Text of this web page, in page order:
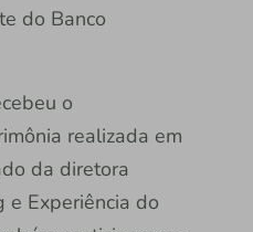
do Banco
o
realizada em
da diretora
e Experiência do